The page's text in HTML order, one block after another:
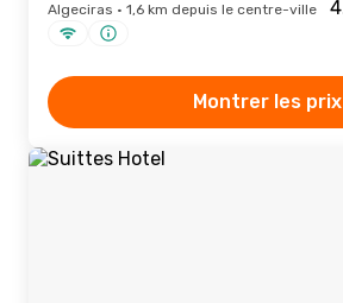
Algeciras · 1,6 km depuis le centre-ville
Montrer les prix